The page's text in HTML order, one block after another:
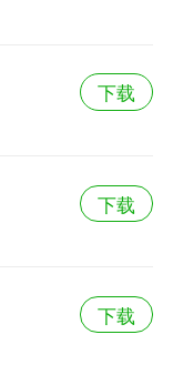
下载
下载
下载